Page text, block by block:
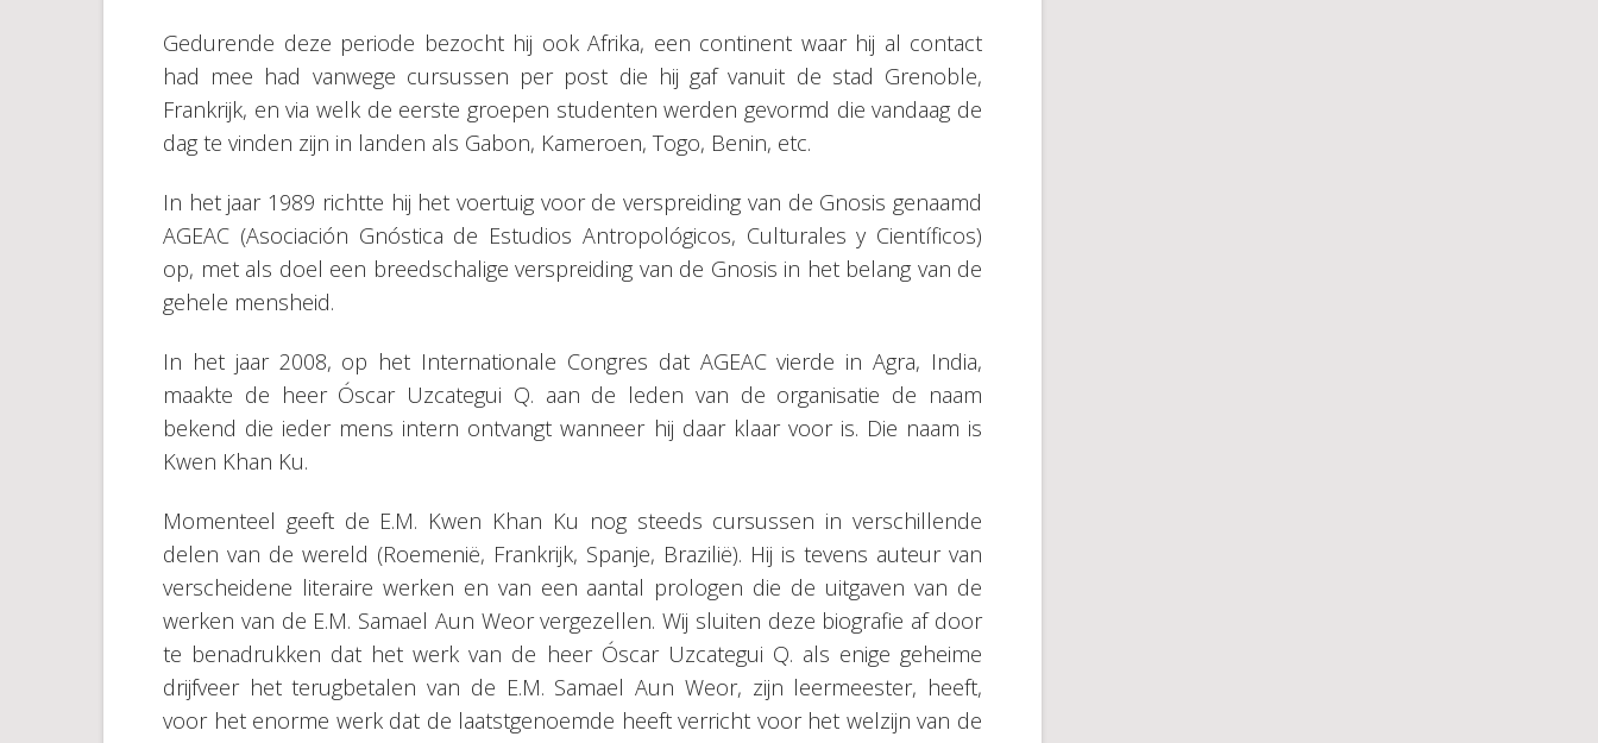
Gedurende deze periode bezocht hij ook Afrika, een continent waar hij al contact
had mee had vanwege cursussen per post die hij gaf vanuit de stad Grenoble,
Frankrijk, en via welk de eerste groepen studenten werden gevormd die vandaag de
dag te vinden zijn in landen als Gabon, Kameroen, Togo, Benin, etc.
In het jaar 1989 richtte hij het voertuig voor de verspreiding van de Gnosis genaamd
AGEAC (Asociación Gnóstica de Estudios Antropológicos, Culturales y Científicos)
op, met als doel een breedschalige verspreiding van de Gnosis in het belang van de
gehele mensheid.
In het jaar 2008, op het Internationale Congres dat AGEAC vierde in Agra, India,
maakte de heer Óscar Uzcategui Q. aan de leden van de organisatie de naam
bekend die ieder mens intern ontvangt wanneer hij daar klaar voor is. Die naam is
Kwen Khan Ku.
Momenteel geeft de E.M. Kwen Khan Ku nog steeds cursussen in verschillende
delen van de wereld (Roemenië, Frankrijk, Spanje, Brazilië). Hij is tevens auteur van
verscheidene literaire werken en van een aantal prologen die de uitgaven van de
werken van de E.M. Samael Aun Weor vergezellen. Wij sluiten deze biografie af door
te benadrukken dat het werk van de heer Óscar Uzcategui Q. als enige geheime
drijfveer het terugbetalen van de E.M. Samael Aun Weor, zijn leermeester, heeft,
voor het enorme werk dat de laatstgenoemde heeft verricht voor het welzijn van de